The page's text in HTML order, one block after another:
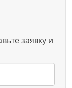
заявку и